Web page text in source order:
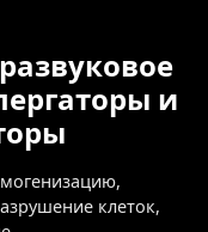
и
клеток,